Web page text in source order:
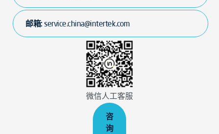
邮箱:service.china@intertek.com
微信人工客服
咨
询